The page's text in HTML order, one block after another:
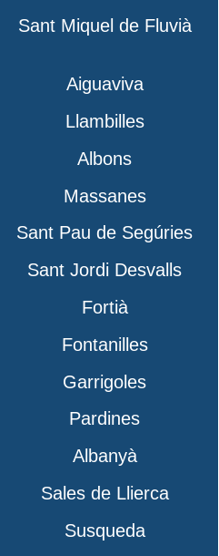
Sant Miquel de Fluvià
Aiguaviva
Llambilles
Albons
Massanes
Sant Pau de Segúries
Sant Jordi Desvalls
Fortià
Fontanilles
Garrigoles
Pardines
Albanyà
Sales de Llierca
Susqueda